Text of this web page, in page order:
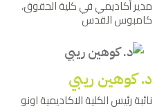
مدير أكاديمي في كلية الحقوق،
كامبوس القدس
د. كوهين ريبي
نائبة رئيس الكلية الاكاديمية اونو